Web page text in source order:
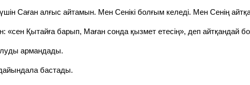
үшін Саған алғыс айтамын. Мен Сенікі болғым келеді. Мен Сенің
«сен Қытайға барып, Маған сонда қызмет етесің», деп айтқандай
армандады.
бастады.